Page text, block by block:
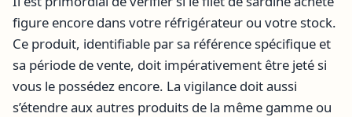
figure encore dans votre réfrigérateur ou votre stock.
Ce produit, identifiable par sa référence spécifique et
sa période de vente, doit impérativement être jeté si
vous le possédez encore. La vigilance doit aussi
s’étendre aux autres produits de la même gamme ou